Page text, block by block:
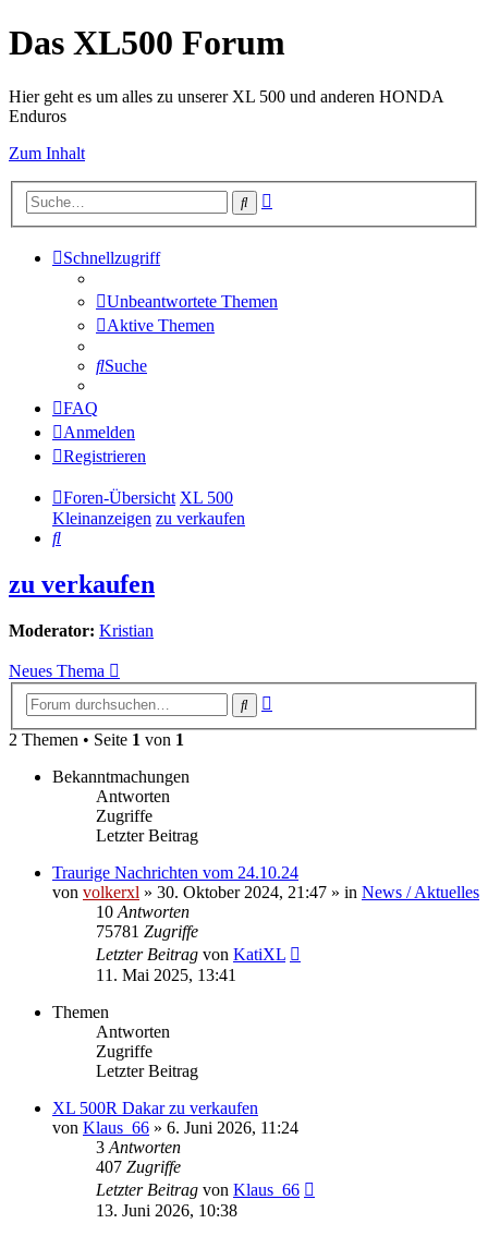
Das XL500 Forum
Hier geht es um alles zu unserer XL 500 und anderen HONDA
Enduros
Zum Inhalt
Suche
Schnellzugriff
Unbeantwortete Themen
Aktive Themen
Suche
FAQ
Anmelden
Registrieren
Foren-Übersicht XL 500
Kleinanzeigen zu verkaufen
Suche
zu verkaufen
Moderator: Kristian
Neues Thema
Suche
2 Themen • Seite 1 von 1
Bekanntmachungen
Antworten
Zugriffe
Letzter Beitrag
Traurige Nachrichten vom 24.10.24
von volkerxl » 30. Oktober 2024, 21:47 » in News / Aktuelles
10 Antworten
75781 Zugriffe
Letzter Beitrag von KatiXL
11. Mai 2025, 13:41
Themen
Antworten
Zugriffe
Letzter Beitrag
XL 500R Dakar zu verkaufen
von Klaus_66 » 6. Juni 2026, 11:24
3 Antworten
407 Zugriffe
Letzter Beitrag von Klaus_66
13. Juni 2026, 10:38